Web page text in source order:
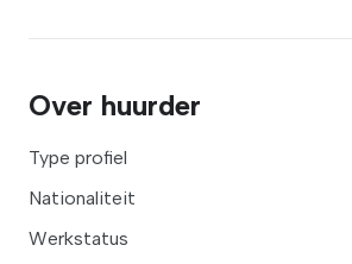
Over huurder
Type profiel
Nationaliteit
Werkstatus